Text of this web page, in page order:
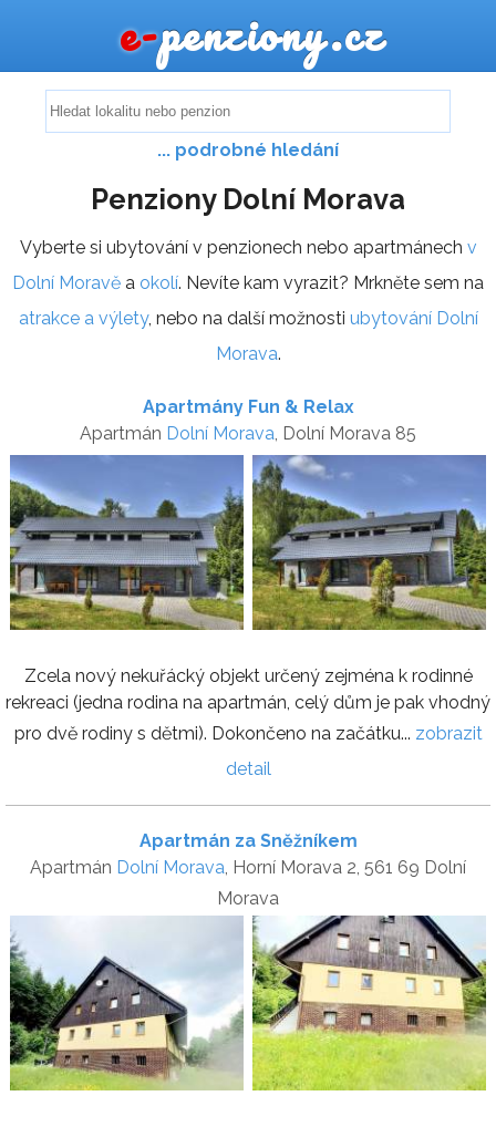
e-penziony.cz
... podrobné hledání
Penziony Dolní Morava
Vyberte si ubytování v penzionech nebo apartmánech v
Dolní Moravě a okolí. Nevíte kam vyrazit? Mrkněte sem na
atrakce a výlety, nebo na další možnosti ubytování Dolní
Morava.
Apartmány Fun & Relax
Apartmán Dolní Morava , Dolní Morava 85
Zcela nový nekuřácký objekt určený zejména k rodinné
rekreaci (jedna rodina na apartmán, celý dům je pak vhodný
pro dvě rodiny s dětmi). Dokončeno na začátku... zobrazit
detail
Apartmán za Sněžníkem
Apartmán Dolní Morava, Horní Morava 2, 561 69 Dolní
Morava